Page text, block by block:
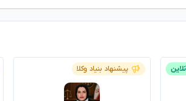
پیشنهاد بنیاد وکلا